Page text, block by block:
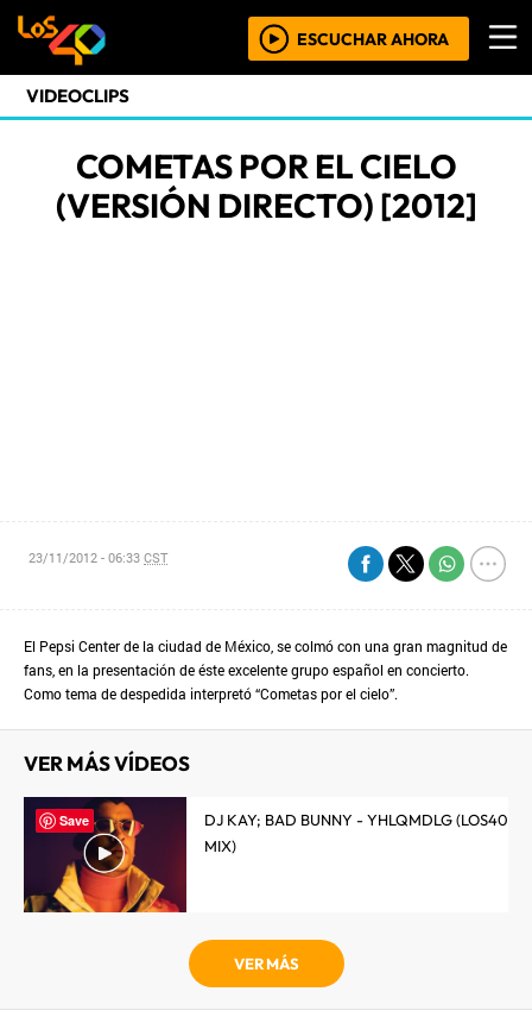
ESCUCHAR AHORA
VIDEOCLIPS
COMETAS POR EL CIELO
(VERSIÓN DIRECTO) [2012]
23/11/2012 - 06:33CST
El Pepsi Center de la ciudad de México, se colmó con una gran magnitud de
fans, en la presentación de éste excelente grupo español en concierto.
Como tema de despedida interpretó “Cometas por el cielo”.
VER MÁS VÍDEOS
DJ KAY; BAD BUNNY - YHLQMDLG (LOS40
MIX)
VER MÁS
Save